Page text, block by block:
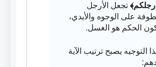
تجعل الأرجل
على الوجوه والأيدي،
الحكم هو الغسل.
التوجيه يصبح ترتيب الآية